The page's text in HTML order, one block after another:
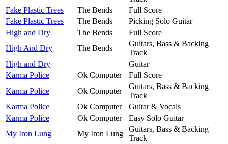
Fake Plastic Trees
The Bends
Full Score
Fake Plastic Trees
The Bends
Picking Solo Guitar
High and Dry
The Bends
Full Score
High And Dry
The Bends
Guitars, Bass & Backing
Track
High and Dry
Guitar
Karma Police
Ok Computer
Full Score
Karma Police
Ok Computer
Guitars, Bass & Backing
Track
Karma Police
Ok Computer
Guitar & Vocals
Karma Police
Ok Computer
Easy Solo Guitar
My Iron Lung
My Iron Lung
Guitars, Bass & Backing
Track